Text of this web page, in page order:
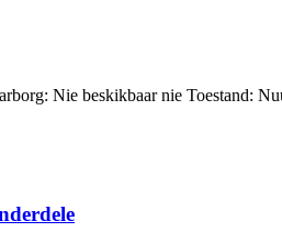
Nie beskikbaar nie Toestand: